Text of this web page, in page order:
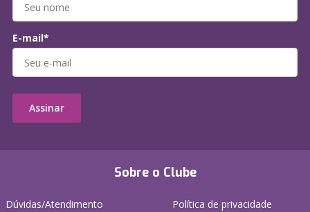
Sobre o Clube
Dúvidas/Atendimento
Política de privacidade
E-mail*
Assinar